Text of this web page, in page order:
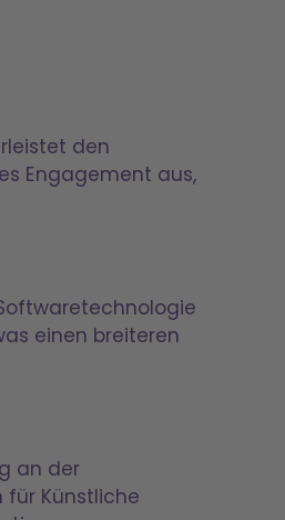
den
Engagement aus,
einen breiteren
an der
für Künstliche